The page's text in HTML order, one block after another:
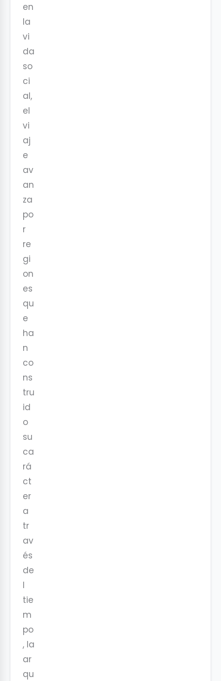
en
la
vi
da
so
ci
al,
el
vi
aj
e
av
an
za
po
r
re
gi
on
es
qu
e
ha
n
co
ns
tru
id
o
su
ca
rá
ct
er
a
tr
av
és
de
l
tie
m
po
, la
ar
qu